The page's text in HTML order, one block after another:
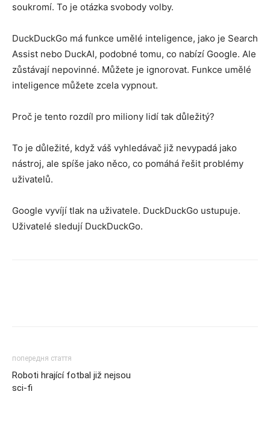
soukromí. To je otázka svobody volby.
DuckDuckGo má funkce umělé inteligence, jako je Search
Assist nebo DuckAI, podobné tomu, co nabízí Google. Ale
zůstávají nepovinné. Můžete je ignorovat. Funkce umělé
inteligence můžete zcela vypnout.
Proč je tento rozdíl pro miliony lidí tak důležitý?
To je důležité, když váš vyhledávač již nevypadá jako
nástroj, ale spíše jako něco, co pomáhá řešit problémy
uživatelů.
Google vyvíjí tlak na uživatele. DuckDuckGo ustupuje.
Uživatelé sledují DuckDuckGo.
попередня стаття
Roboti hrající fotbal již nejsou
sci-fi